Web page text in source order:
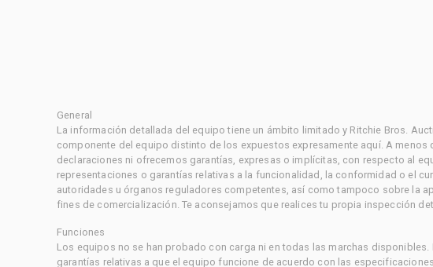
General
La información detallada del equipo tiene un ámbito limitado y Ritchie Bros.
componente del equipo distinto de los expuestos expresamente aquí. A menos
declaraciones ni ofrecemos garantías, expresas o implícitas, con respecto al
representaciones o garantías relativas a la funcionalidad, la conformidad o el
autoridades u órganos reguladores competentes, así como tampoco sobre la
fines de comercialización. Te aconsejamos que realices tu propia inspección
Funciones
Los equipos no se han probado con carga ni en todas las marchas
garantías relativas a que el equipo funcione de acuerdo con las